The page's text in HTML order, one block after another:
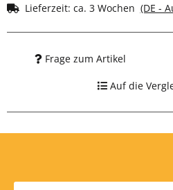
Lieferzeit: ca. 3 Wochen (DE -
Frage zum Artikel
Auf die